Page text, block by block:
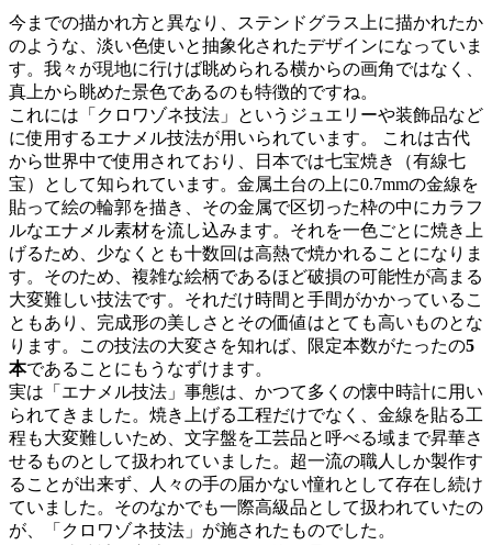
今までの描かれ方と異なり、ステンドグラス上に描かれたか
のような、淡い色使いと抽象化されたデザインになっていま
す。我々が現地に行けば眺められる横からの画角ではなく、
真上から眺めた景色であるのも特徴的ですね。
これには「クロワゾネ技法」というジュエリーや装飾品など
に使用するエナメル技法が用いられています。 これは古代
から世界中で使用されており、日本では七宝焼き（有線七
宝）として知られています。金属土台の上に0.7mmの金線を
貼って絵の輪郭を描き、その金属で区切った枠の中にカラフ
ルなエナメル素材を流し込みます。それを一色ごとに焼き上
げるため、少なくとも十数回は高熱で焼かれることになりま
す。そのため、複雑な絵柄であるほど破損の可能性が高まる
大変難しい技法です。それだけ時間と手間がかかっているこ
ともあり、完成形の美しさとその価値はとても高いものとな
ります。この技法の大変さを知れば、限定本数がたったの5
本であることにもうなずけます。
実は「エナメル技法」事態は、かつて多くの懐中時計に用い
られてきました。焼き上げる工程だけでなく、金線を貼る工
程も大変難しいため、文字盤を工芸品と呼べる域まで昇華さ
せるものとして扱われていました。超一流の職人しか製作す
ることが出来ず、人々の手の届かない憧れとして存在し続け
ていました。そのなかでも一際高級品として扱われていたの
が、「クロワゾネ技法」が施されたものでした。